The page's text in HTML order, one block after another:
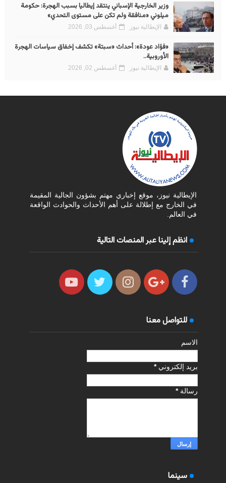
وزير الخارجية الإسباني ينتقد إيطاليا بسبب الهجرة: حكومة
ميلوني «منافقة ولم تكن على مستوى التحدي»
الإيطالية نيوز أغسطس 03, 2026
«فؤاد عودة»: أحداث «سبتة» تكشف إخفاق سياسات الهجرة
الأوروبية..
الإيطالية نيوز أغسطس 02, 2026
الإيطالية نيوز، موقع إخباري مهتم بشؤون الجالية المقيمة
في الخارج مع إطلالة على أهم الأحداث والحوادث الواقعة
في العالم.
انظم إلينا عبر المنصات التالية
للتواصل معنا
الاسم
بريد إلكتروني*
رسالة*
سينما